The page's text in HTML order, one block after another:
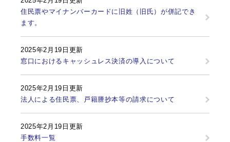
住民票やマイナンバーカードに旧姓（旧氏）が併記でき
ます。
2025年2月19日更新
窓口におけるキャッシュレス決済の導入について
2025年2月19日更新
法人による住民票、戸籍謄抄本等の請求について
2025年2月19日更新
手数料一覧